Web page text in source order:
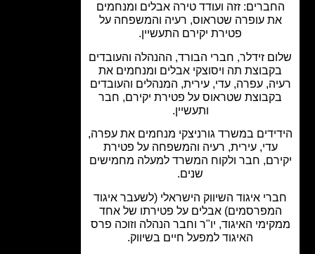
זזה ועודד טירה אבלים ומנחמים
עופרה שטראוס, רעיה והמשפחה על
פטירת יקירם התעשיין.
זידלר, חברי הבורד, ההנהלה והעובדים
תה ויסוצקי אבלים ומנחמים את
עפרה, עדי, עירית, המנהלים והעובדים
שטראוס על פטירת יקירם, חבר
במשרד גורניצקי מנחמים את עפרה,
עדי, עירית, רעיה והמשפחה על פטירת
חבר ולקוח המשרד למעלה מחמישים
איגוד השיווק הישראלי (לשעבר איגוד
אבלים על פטירתו של אחד
האיגוד, יו"ר וחבר הנהלה וזוכה פרס
האיגוד למפעל חיים בשיווק.